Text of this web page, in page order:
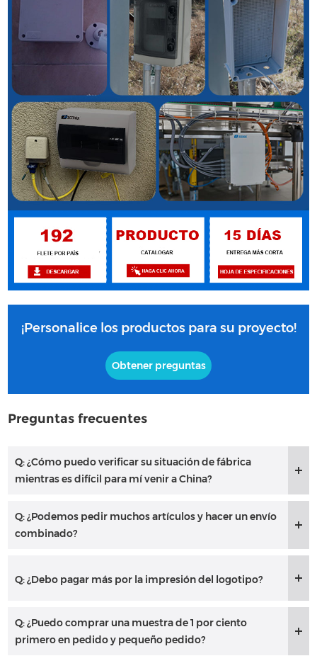
¡Personalice los productos para su proyecto!
Obtener preguntas
Preguntas frecuentes
Q: ¿Cómo puedo verificar su situación de fábrica
mientras es difícil para mí venir a China?
Q: ¿Podemos pedir muchos artículos y hacer un envío
combinado?
Q: ¿Debo pagar más por la impresión del logotipo?
Q: ¿Puedo comprar una muestra de 1 por ciento
primero en pedido y pequeño pedido?